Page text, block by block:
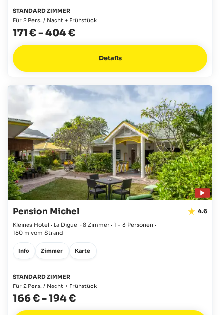
STANDARD ZIMMER
Für 2 Pers. / Nacht + Frühstück
171 €-404 €
Details
Pension Michel 4.6
Kleines Hotel · La Digue · 8 Zimmer · 1 - 3 Personen ·
150 m vom Strand
Info Zimmer Karte
STANDARD ZIMMER
Für 2 Pers. / Nacht + Frühstück
166 €-194 €